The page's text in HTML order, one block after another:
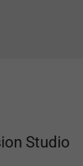
Studio